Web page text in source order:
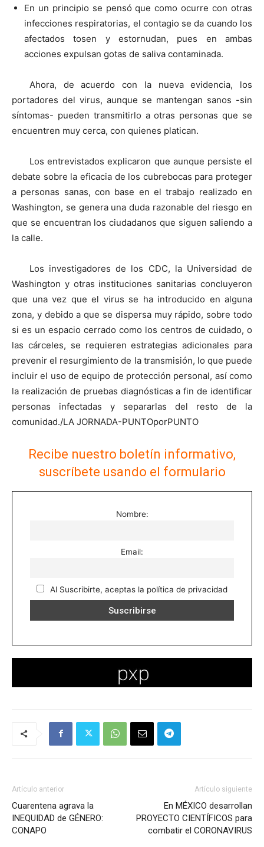
En un principio se pensó que como ocurre con otras
infecciones respiratorias, el contagio se da cuando los
afectados tosen y estornudan, pues en ambas
acciones expulsan gotas de saliva contaminada.
Ahora, de acuerdo con la nueva evidencia, los
portadores del virus, aunque se mantengan sanos -sin
síntomas- pueden transmitirlo a otras personas que se
encuentren muy cerca, con quienes platican.
Los entrevistados explicaron que aunque persiste el
debate sobre la eficacia de los cubrebocas para proteger
a personas sanas, con base en el trabajo realizado en
Washington, se genera una duda razonable del riesgo en
que se encuentran los ciudadanos que siguen saliendo a
la calle.
Los investigadores de los CDC, la Universidad de
Washington y otras instituciones sanitarias concluyeron
que una vez que el virus se ha introducido en alguna
zona, y debido a que se dispersa muy rápido, sobre todo
si es un espacio cerrado como los centros de cuidado, o
las cárceles, se requieren estrategias adicionales para
prevenir el resurgimiento de la transmisión, lo que puede
incluir el uso de equipo de protección personal, así como
la realización de pruebas diagnósticas a fin de identificar
personas infectadas y separarlas del resto de la
comunidad./LA JORNADA-PUNTOporPUNTO
Recibe nuestro boletín informativo,
suscríbete usando el formulario
Nombre:
Email:
Al Suscribirte, aceptas la política de privacidad
Artículo anterior
Cuarentena agrava la
INEQUIDAD de GÉNERO:
CONAPO
Artículo siguiente
En MÉXICO desarrollan
PROYECTO CIENTÍFICOS para
combatir el CORONAVIRUS